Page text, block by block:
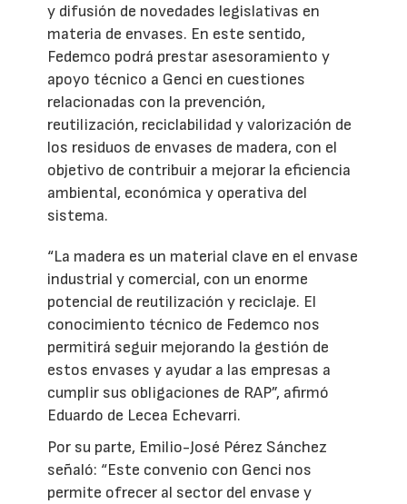
y difusión de novedades legislativas en
materia de envases. En este sentido,
Fedemco podrá prestar asesoramiento y
apoyo técnico a Genci en cuestiones
relacionadas con la prevención,
reutilización, reciclabilidad y valorización de
los residuos de envases de madera, con el
objetivo de contribuir a mejorar la eficiencia
ambiental, económica y operativa del
sistema.
“La madera es un material clave en el envase
industrial y comercial, con un enorme
potencial de reutilización y reciclaje. El
conocimiento técnico de Fedemco nos
permitirá seguir mejorando la gestión de
estos envases y ayudar a las empresas a
cumplir sus obligaciones de RAP”, afirmó
Eduardo de Lecea Echevarri.
Por su parte, Emilio-José Pérez Sánchez
señaló: “Este convenio con Genci nos
permite ofrecer al sector del envase y